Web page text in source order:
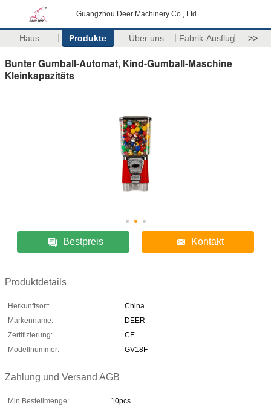
Guangzhou Deer Machinery Co., Ltd.
Haus Produkte Über uns Fabrik-Ausflug >>
Bunter Gumball-Automat, Kind-Gumball-Maschine
Kleinkapazitäts
Bestpreis Kontakt
Produktdetails
Herkunftsort:
China
Markenname:
DEER
Zertifizierung:
CE
Modellnummer:
GV18F
Zahlung und Versand AGB
Min Bestellmenge:
10pcs